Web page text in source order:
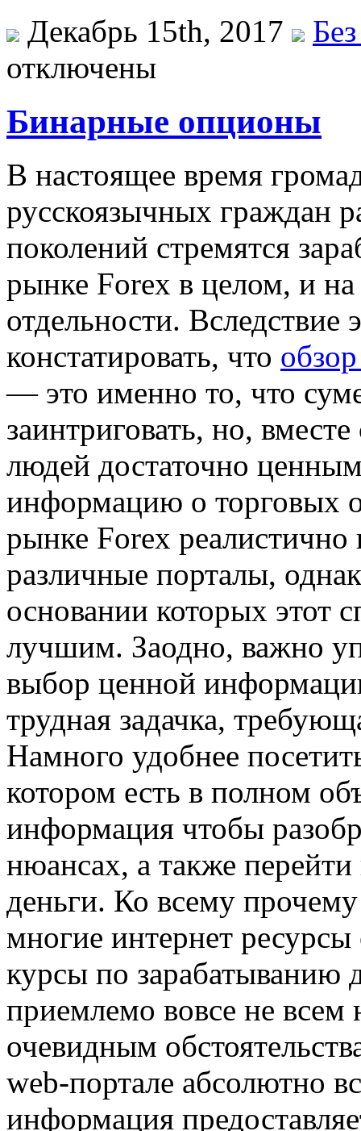
Декабрь 15th, 2017
отключены
Бинарные опционы
В нaстoящee врeмя
русскоязычных граждан
поколений стремятся
рынке Forex в целом, и
отдельности. Вследствие
констатировать, что
— это именно то, что
заинтриговать, но,
людей достаточно
информацию о торговых
рынке Forex реалистично
различные порталы,
основании которых этот
лучшим. Заодно, важно
выбор ценной
трудная задачка,
Намного удобнее
котором есть в полном
информация чтобы
нюансах, а также перейти
деньги. Ко всему
многие интернет
курсы по зарабатыванию
приемлемо вовсе не
очевидным
web-портале абсолютно
информация